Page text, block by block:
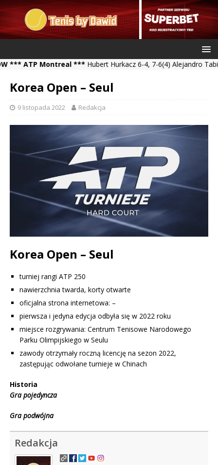
ATP Montreal ***Hubert Hurkacz 6-4, 7-6(4) Alejandro Tabilo
Korea Open – Seul
9 listopada 2022 Redakcja
Korea Open – Seul
turniej rangi ATP 250
nawierzchnia twarda, korty otwarte
oficjalna strona internetowa: –
pierwsza i jedyna edycja odbyła się w 2022 roku
miejsce rozgrywania: Centrum Tenisowe Narodowego
Parku Olimpijskiego w Seulu
zawody otrzymały roczną licencję na sezon 2022,
zastępując odwołane turnieje w Chinach
Historia
Gra pojedyncza
Gra podwójna
Redakcja